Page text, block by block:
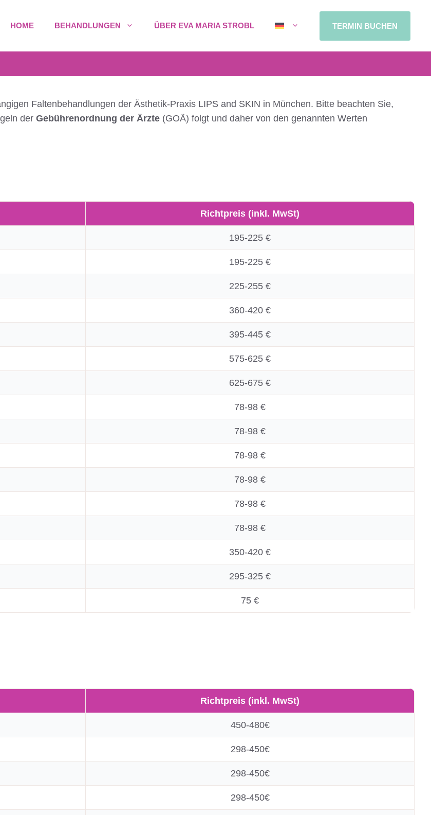
HOME BEHANDLUNGEN ÜBER EVA MARIA STROBL TERMIN BUCHEN
Faltenbehandlungen der Ästhetik-Praxis LIPS and SKIN in München. Bitte beachten Sie,
der Gebührenordnung der Ärzte (GOÄ) folgt und daher von den genannten Werten
Richtpreis (inkl. MwSt)
195-225 €
195-225 €
225-255 €
360-420 €
395-445 €
575-625 €
625-675 €
78-98 €
78-98 €
78-98 €
78-98 €
78-98 €
78-98 €
350-420 €
295-325 €
75 €
Richtpreis (inkl. MwSt)
450-480€
298-450€
298-450€
298-450€